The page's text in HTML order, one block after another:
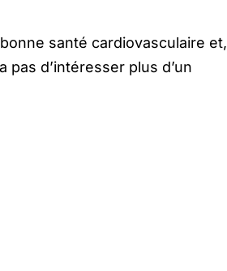
santé cardiovasculaire et,
d’intéresser plus d’un